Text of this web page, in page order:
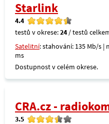
Starlink
4.4
testů v okrese:24 / testů
Satelitní: stahování: 135 Mb/s |
ms
Dostupnost v celém okrese.
CRA.cz -
3.5